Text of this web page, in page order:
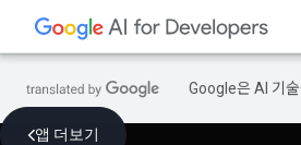
Google은 AI 기
앱 더보기